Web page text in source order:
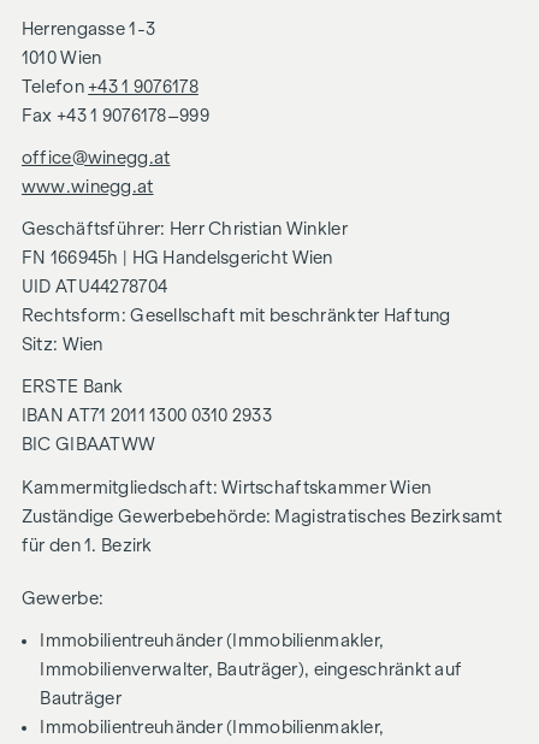
Herrengasse 1-3
1010 Wien
Telefon +43 1 9076178
Fax +43 1 9076178–999
office@winegg.at
www.winegg.at
Geschäftsführer: Herr Christian Winkler
FN 166945h | HG Handelsgericht Wien
UID ATU44278704
Rechtsform: Gesellschaft mit beschränkter Haftung
Sitz: Wien
ERSTE Bank
IBAN AT71 2011 1300 0310 2933
BIC GIBAATWW
Kammermitgliedschaft: Wirtschaftskammer Wien
Zuständige Gewerbebehörde: Magistratisches Bezirksamt
für den 1. Bezirk
Gewerbe:
Immobilientreuhänder (Immobilienmakler,
Immobilienverwalter, Bauträger), eingeschränkt auf
Bauträger
Immobilientreuhänder (Immobilienmakler,